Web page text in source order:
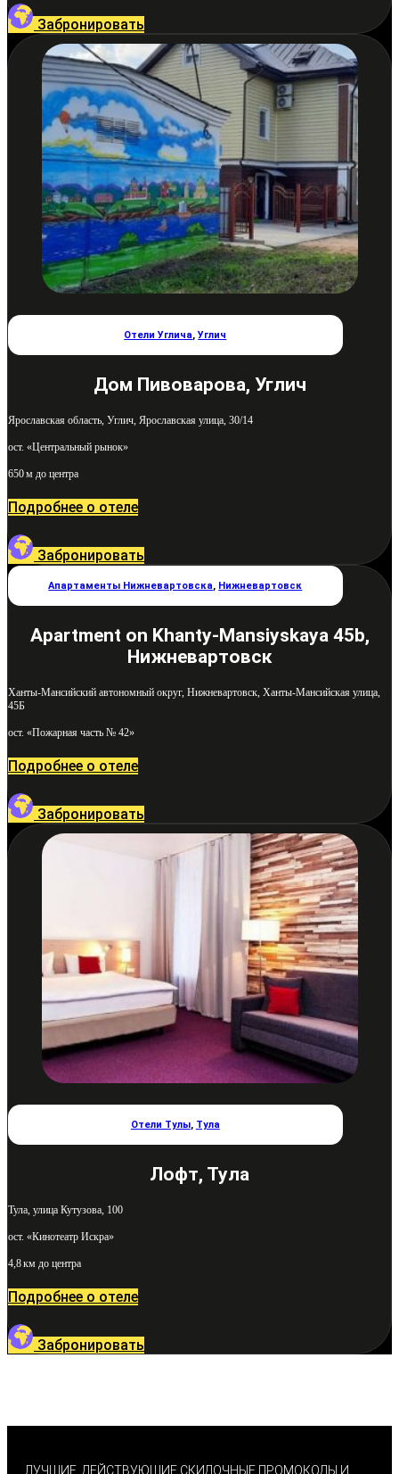
Забронировать
Отели Углича,Углич
Дом Пивоварова, Углич
Ярославская область, Углич, Ярославская улица, 30/14
ост. «Центральный рынок»
650 м до центра
Подробнее о отеле
Забронировать
Апартаменты Нижневартовска, Нижневартовск
Apartment on Khanty-Mansiyskaya 45b,
Нижневартовск
Ханты-Мансийский автономный округ, Нижневартовск, Ханты-Мансийская улица,
45Б
ост. «Пожарная часть № 42»
Подробнее о отеле
Забронировать
Отели Тулы, Тула
Лофт, Тула
Тула, улица Кутузова, 100
ост. «Кинотеатр Искра»
4,8 км до центра
Подробнее о отеле
Забронировать
ЛУЧШИЕ, ДЕЙСТВУЮЩИЕ СКИДОЧНЫЕ ПРОМОКОДЫ И